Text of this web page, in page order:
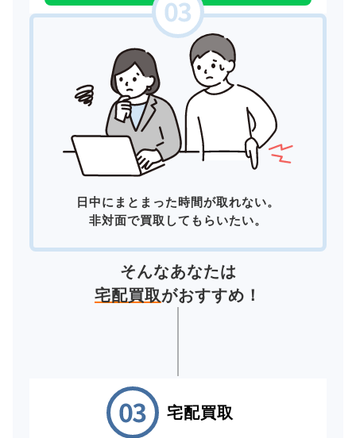
日中にまとまった時間が取れない。
非対面で買取してもらいたい。
そんなあなたは
宅配買取がおすすめ！
宅配買取